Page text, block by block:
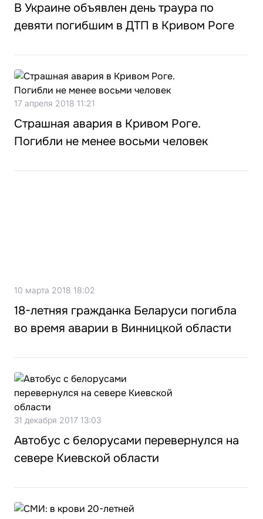
В Украине объявлен день траура по
девяти погибшим в ДТП в Кривом Роге
17 апреля 2018 11:21
Страшная авария в Кривом Роге.
Погибли не менее восьми человек
10 марта 2018 18:02
18-летняя гражданка Беларуси погибла
во время аварии в Винницкой области
31 декабря 2017 13:03
Автобус с белорусами перевернулся на
севере Киевской области